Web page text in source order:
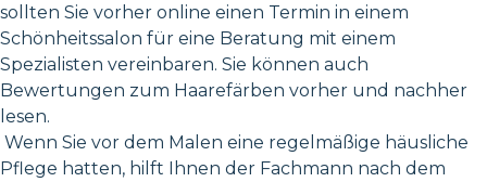
sollten Sie vorher online einen Termin in einem
Schönheitssalon für eine Beratung mit einem
Spezialisten vereinbaren. Sie können auch
Bewertungen zum Haarefärben vorher und nachher
lesen.
Wenn Sie vor dem Malen eine regelmäßige häusliche
Pflege hatten, hilft Ihnen der Fachmann nach dem